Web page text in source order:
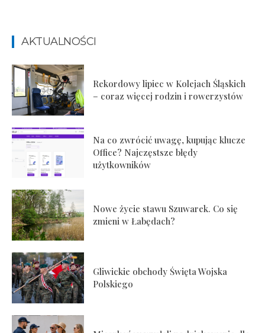
AKTUALNOŚCI
Rekordowy lipiec w Kolejach Śląskich
– coraz więcej rodzin i rowerzystów
Na co zwrócić uwagę, kupując klucze
Office? Najczęstsze błędy
użytkowników
Nowe życie stawu Szuwarek. Co się
zmieni w Łabędach?
Gliwickie obchody Święta Wojska
Polskiego